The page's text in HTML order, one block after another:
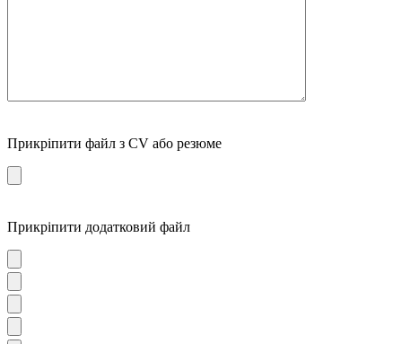
Прикріпити файл з CV або резюме
Прикріпити додатковий файл